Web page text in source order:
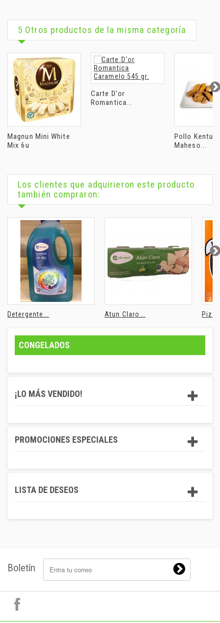
5 Otros productos de la misma categoría
Magnun Mini White
Mix 6u
Carte D'or
Romantica...
Pollo
Maheso...
Los clientes que adquirieron este producto
también compraron:
Detergente... Atun Claro...
CONGELADOS
¡LO MÁS VENDIDO!
PROMOCIONES ESPECIALES
LISTA DE DESEOS
Boletín